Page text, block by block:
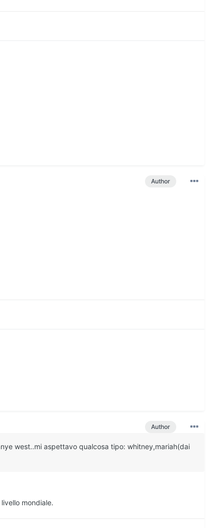
Author
Author
west..mi aspettavo qualcosa tipo: whitney,mariah(dai
mondiale.